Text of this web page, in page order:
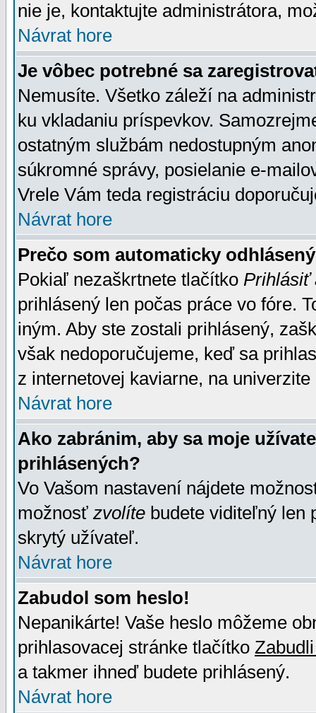
nie je, kontaktujte administrátora,
Návrat hore
Je vôbec potrebné sa
Nemusíte. Všetko záleží na
ku vkladaniu príspevkov.
ostatným službám nedostupným
súkromné správy, posielanie e-
Vrele Vám teda registráciu
Návrat hore
Prečo som automaticky
Pokiaľ nezaškrtnete tlačítko Prihlásiť
prihlásený len počas práce vo fóre.
iným. Aby ste zostali prihlásený,
však nedoporučujeme, keď sa
z internetovej kaviarne, na univerzite
Návrat hore
Ako zabránim, aby sa moje
prihlásených?
Vo Vašom nastavení nájdete
možnosť zvolíte budete viditeľný len
skrytý užívateľ.
Návrat hore
Zabudol som heslo!
Nepanikárte! Vaše heslo môžeme
prihlasovacej stránke tlačítko
a takmer ihneď budete prihlásený.
Návrat hore